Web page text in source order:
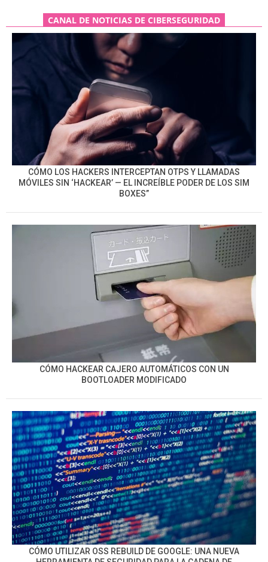
CANAL DE NOTICIAS DE CIBERSEGURIDAD
CÓMO LOS HACKERS INTERCEPTAN OTPS Y LLAMADAS
MÓVILES SIN ‘HACKEAR’ — EL INCREÍBLE PODER DE LOS SIM
BOXES”
CÓMO HACKEAR CAJERO AUTOMÁTICOS CON UN
BOOTLOADER MODIFICADO
CÓMO UTILIZAR OSS REBUILD DE GOOGLE: UNA NUEVA